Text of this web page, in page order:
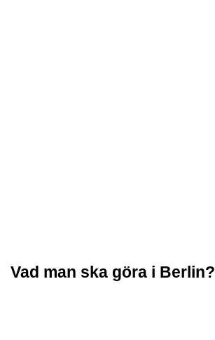
Vad man ska göra i Berlin?